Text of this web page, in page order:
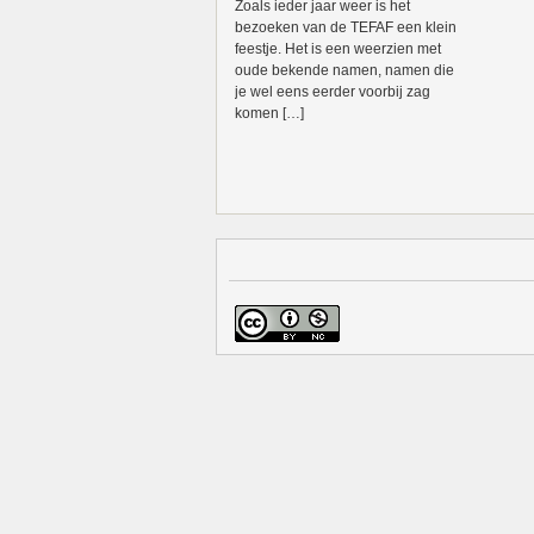
Zoals ieder jaar weer is het
bezoeken van de TEFAF een klein
feestje. Het is een weerzien met
oude bekende namen, namen die
je wel eens eerder voorbij zag
komen […]